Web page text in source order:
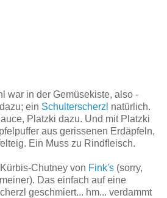
war in der Gemüsekiste, also -
ein Schulterscherzl natürlich.
Platzki dazu. Und mit Platzki
aus gerissenen Erdäpfeln,
Ein Muss zu Rindfleisch.
Chutney von Fink's (sorry,
Das einfach auf eine
geschmiert... hm... verdammt